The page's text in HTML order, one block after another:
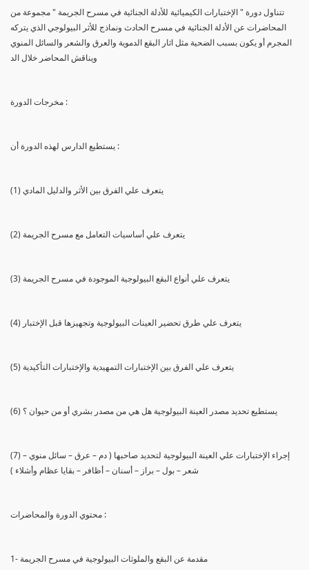
تتناول دورة " الإختبارات الكيميائية للأدلة الجنائية في مسرح الجريمة " مجموعة من
المحاضرات عن الأدلة الجنائية في مسرح الحادث ونماذج للأثر البيولوجي الذي يتركه
المجرم أو يكون بسبب الضحية مثل اثار البقع الدموية والعرق والشعر والسائل المنوي
ويناقش المحاضر خلال الد
مخرجات الدورة :
يستطيع الدارس لهذه الدورة أن :
(1) يتعرف علي الفرق بين الأثر والدليل المادي
(2) يتعرف علي أساسيات التعامل مع مسرح الجريمة
(3) يتعرف علي أنواع البقع البيولوجية الموجودة في مسرح الجريمة
(4) يتعرف علي طرق تحضير العينات البيولوجية وتجهيزها قبل الإختبار
(5) يتعرف علي الفرق بين الإختبارات التمهيدية والإختبارات التأكيدية
(6) يستطيع تحديد مصدر العينة البيولوجية هل هي من مصدر بشري أو من حيوان ؟
(7) إجراء الإختبارات علي العينة البيولوجية لتحديد صاحبها ( دم – عرق – سائل منوي –
شعر – بول – براز – أسنان – أظافر – بقايا عظام وأشلاء )
محتوي الدورة والمحاضرات :
1- مقدمة عن البقع والملوثات البيولوجية في مسرح الجريمة